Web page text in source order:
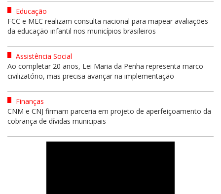
Educação
FCC e MEC realizam consulta nacional para mapear avaliações
da educação infantil nos municípios brasileiros
Assistência Social
Ao completar 20 anos, Lei Maria da Penha representa marco
civilizatório, mas precisa avançar na implementação
Finanças
CNM e CNJ firmam parceria em projeto de aperfeiçoamento da
cobrança de dívidas municipais